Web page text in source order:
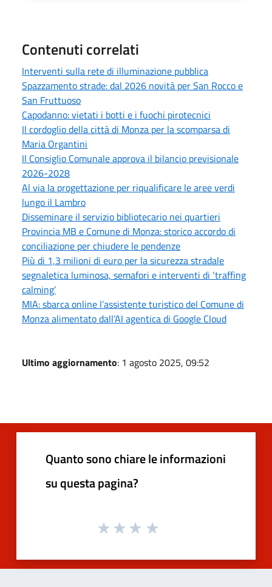
Contenuti correlati
Interventi sulla rete di illuminazione pubblica
Spazzamento strade: dal 2026 novità per San Rocco e
San Fruttuoso
Capodanno: vietati i botti e i fuochi pirotecnici
Il cordoglio della città di Monza per la scomparsa di
Maria Organtini
Il Consiglio Comunale approva il bilancio previsionale
2026-2028
Al via la progettazione per riqualificare le aree verdi
lungo il Lambro
Disseminare il servizio bibliotecario nei quartieri
Provincia MB e Comune di Monza: storico accordo di
conciliazione per chiudere le pendenze
Più di 1,3 milioni di euro per la sicurezza stradale
segnaletica luminosa, semafori e interventi di ‘traffing
calming’
MIA: sbarca online l’assistente turistico del Comune di
Monza alimentato dall’AI agentica di Google Cloud
Ultimo aggiornamento: 1 agosto 2025, 09:52
Quanto sono chiare le informazioni
su questa pagina?